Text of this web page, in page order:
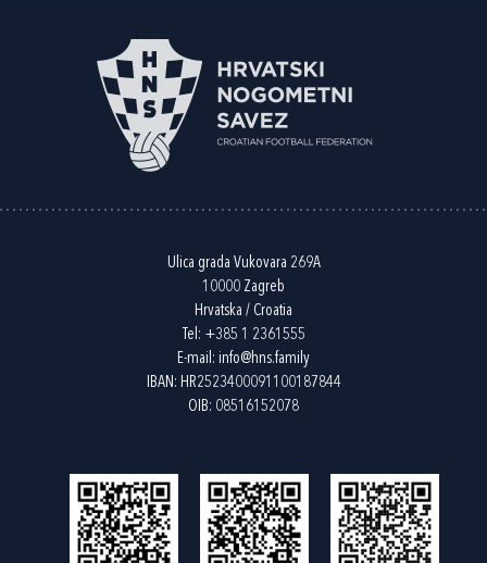
Ulica grada Vukovara 269A
10000 Zagreb
Hrvatska / Croatia
Tel: +385 1 2361555
E-mail: info@hns.family
IBAN: HR2523400091100187844
OIB: 08516152078